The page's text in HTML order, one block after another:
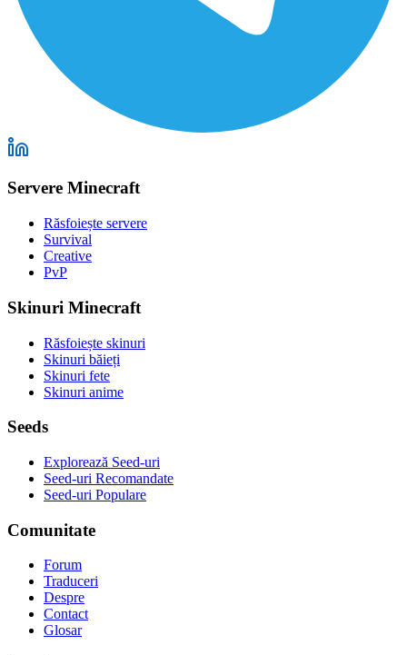
Servere Minecraft
Răsfoiește servere
Survival
Creative
PvP
Skinuri Minecraft
Răsfoiește skinuri
Skinuri băieți
Skinuri fete
Skinuri anime
Seeds
Explorează Seed-uri
Seed-uri Recomandate
Seed-uri Populare
Comunitate
Forum
Traduceri
Despre
Contact
Glosar